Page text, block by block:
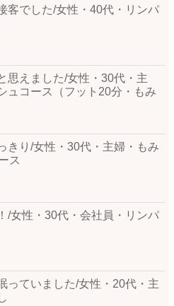
客でした/女性・40代・リンパ
思えました/女性・30代・主
ュコース（フット20分・もみ
きり/女性・30代・主婦・もみ
ス
/女性・30代・会社員・リンパ
っていました/女性・20代・主